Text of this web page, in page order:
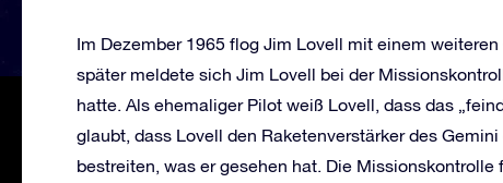
Im Dezember 1965 flog Jim Lovell mit einem
später meldete sich Jim Lovell bei der
hatte. Als ehemaliger Pilot weiß Lovell, dass das
glaubt, dass Lovell den Raketenverstärker des
bestreiten, was er gesehen hat. Die